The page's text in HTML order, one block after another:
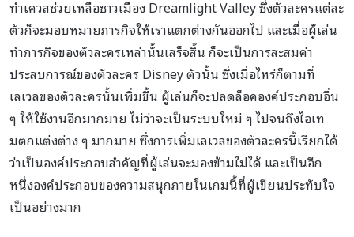
ทำเควสช่วยเหลือชาวเมือง Dreamlight Valley ซึ่งตัวละครแต่ละ
ตัวก็จะมอบหมายภารกิจให้เราแตกต่างกันออกไป และเมื่อผู้เล่น
ทำภารกิจของตัวละครเหล่านั้นเสร็จสิ้น ก็จะเป็นการสะสมค่า
ประสบการณ์ของตัวละคร Disney ตัวนั้น ซึ่งเมื่อไหร่ก็ตามที่
เลเวลของตัวละครนั้นเพิ่มขึ้น ผู้เล่นก็จะปลดล็อคองค์ประกอบอื่น
ๆ ให้ใช้งานอีกมากมาย ไม่ว่าจะเป็นระบบใหม่ ๆ ไปจนถึงไอเท
มตกแต่งต่าง ๆ มากมาย ซึ่งการเพิ่มเลเวลของตัวละครนี้เรียกได้
ว่าเป็นองค์ประกอบสำคัญที่ผู้เล่นจะมองข้ามไม่ได้ และเป็นอีก
หนึ่งองค์ประกอบของความสนุกภายในเกมนี้ที่ผู้เขียนประทับใจ
เป็นอย่างมาก